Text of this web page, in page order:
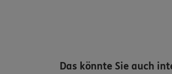
Das könnte Sie auch